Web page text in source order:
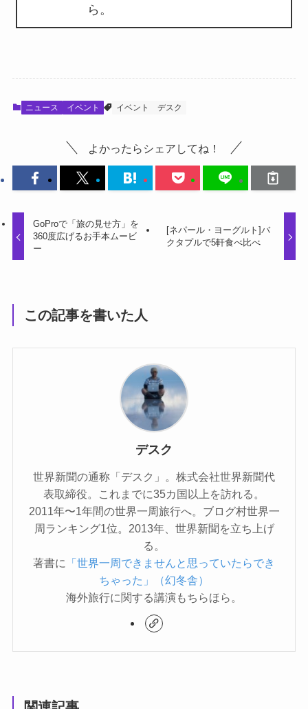
ら。
ニュース イベント イベント デスク
よかったらシェアしてね！
GoProで「旅の見せ方」を
360度広げるお手本ムービ
ー
[ネパール・ヨーグルト]バ
クタプルで5軒食べ比べ
この記事を書いた人
デスク
世界新聞の通称「デスク」。株式会社世界新聞代
表取締役。これまでに35カ国以上を訪れる。
2011年〜1年間の世界一周旅行へ。ブログ村世界一
周ランキング1位。2013年、世界新聞を立ち上げ
る。
著書に
「世界一周できませんと思っていたらでき
ちゃった」（幻冬舎）
海外旅行に関する講演もちらほら。